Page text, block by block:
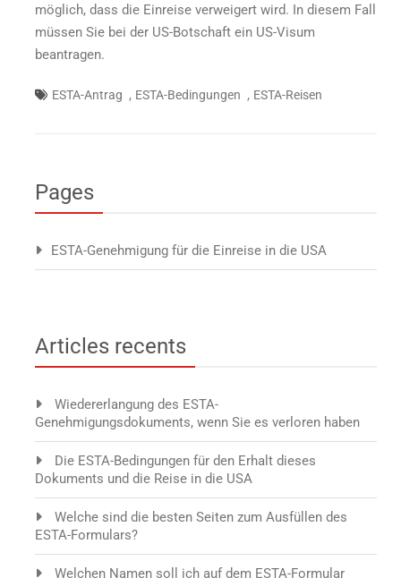
möglich, dass die Einreise verweigert wird. In diesem Fall
müssen Sie bei der US-Botschaft ein US-Visum
beantragen.
ESTA-Antrag , ESTA-Bedingungen , ESTA-Reisen
Pages
ESTA-Genehmigung für die Einreise in die USA
Articles recents
Wiedererlangung des ESTA-
Genehmigungsdokuments, wenn Sie es verloren haben
Die ESTA-Bedingungen für den Erhalt dieses
Dokuments und die Reise in die USA
Welche sind die besten Seiten zum Ausfüllen des
ESTA-Formulars?
Welchen Namen soll ich auf dem ESTA-Formular